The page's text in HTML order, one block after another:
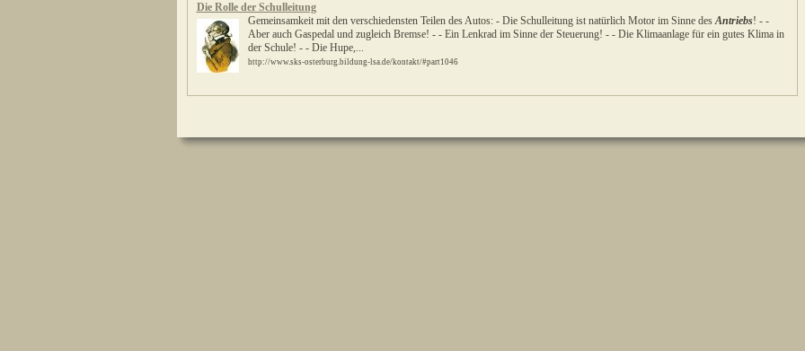
Die Rolle der Schulleitung
Gemeinsamkeit mit den verschiedensten Teilen des Autos: - Die Schulleitung ist natürlich Motor im Sinne desAntriebs! - -
Aber auch Gaspedal und zugleich Bremse! - - Ein Lenkrad im Sinne der Steuerung! - - Die Klimaanlage für ein gutes Klima in
der Schule! - - Die Hupe,...
http://www.sks-osterburg.bildung-lsa.de/kontakt/#part1046